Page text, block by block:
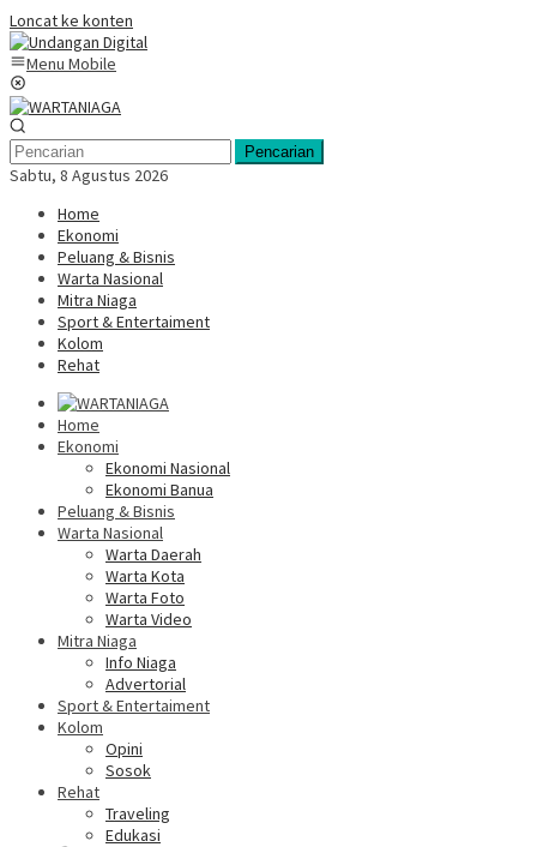
Loncat ke konten
Menu Mobile
Pencarian
Sabtu, 8 Agustus 2026
Home
Ekonomi
Peluang & Bisnis
Warta Nasional
Mitra Niaga
Sport & Entertaiment
Kolom
Rehat
Home
Ekonomi
Ekonomi Nasional
Ekonomi Banua
Peluang & Bisnis
Warta Nasional
Warta Daerah
Warta Kota
Warta Foto
Warta Video
Mitra Niaga
Info Niaga
Advertorial
Sport & Entertaiment
Kolom
Opini
Sosok
Rehat
Traveling
Edukasi